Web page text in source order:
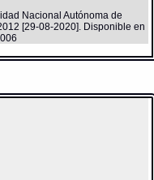
Nacional Autónoma de
[29-08-2020]. Disponible en